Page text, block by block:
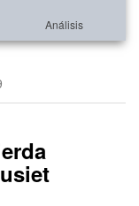
Análisis